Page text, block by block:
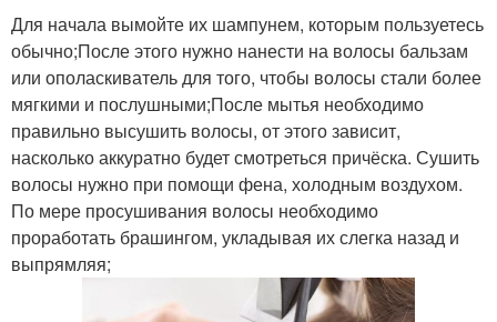
Для начала вымойте их шампунем, которым пользуетесь
обычно;После этого нужно нанести на волосы бальзам
или ополаскиватель для того, чтобы волосы стали более
мягкими и послушными;После мытья необходимо
правильно высушить волосы, от этого зависит,
насколько аккуратно будет смотреться причёска. Сушить
волосы нужно при помощи фена, холодным воздухом.
По мере просушивания волосы необходимо
проработать брашингом, укладывая их слегка назад и
выпрямляя;